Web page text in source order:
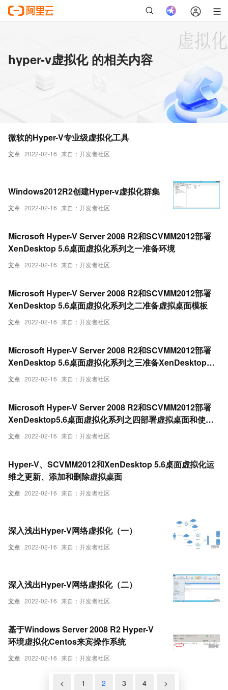
hyper-v虚拟化 的相关内容
文章 2022-02-16 来自：开发者社区
微软的Hyper-V专业级虚拟化工具
文章 2022-02-16 来自：开发者社区
Windows2012R2创建Hyper-v虚拟化群集
文章 2022-02-16 来自：开发者社区
Microsoft Hyper-V Server 2008 R2和SCVMM2012部署
XenDesktop 5.6桌面虚拟化系列之一准备环境
文章 2022-02-16 来自：开发者社区
Microsoft Hyper-V Server 2008 R2和SCVMM2012部署
XenDesktop 5.6桌面虚拟化系列之二准备虚拟桌面模板
文章 2022-02-16 来自：开发者社区
Microsoft Hyper-V Server 2008 R2和SCVMM2012部署
XenDesktop 5.6桌面虚拟化系列之三准备XenDesktop服
务器
文章 2022-02-16 来自：开发者社区
Microsoft Hyper-V Server 2008 R2和SCVMM2012部署
XenDesktop5.6桌面虚拟化系列之四部署虚拟桌面和使用
体验
文章 2022-02-16 来自：开发者社区
Hyper-V、SCVMM2012和XenDesktop 5.6桌面虚拟化运
维之更新、添加和删除虚拟桌面
文章 2022-02-16 来自：开发者社区
深入浅出Hyper-V网络虚拟化（一）
文章 2022-02-16 来自：开发者社区
深入浅出Hyper-V网络虚拟化（二）
文章 2022-02-16 来自：开发者社区
基于Windows Server 2008 R2 Hyper-V
环境虚拟化Centos来宾操作系统
< 1 2 3 4 >